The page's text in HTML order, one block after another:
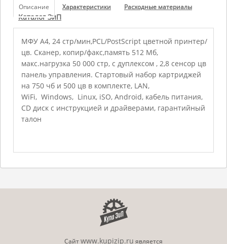
Описание Характеристики Расходные материалы
Каталог ЗиП
МФУ А4, 24 стр/мин,PCL/PostScript цветной принтер/
цв. Сканер, копир/факс,память 512 Мб,
макс.нагрузка 50 000 стр, с дуплексом , 2,8 сенсор цв
панель управления. Стартовый набор картриджей
на 750 чб и 500 цв в комплекте, LAN,
WiFi, Windows, Linux, iSO, Android, кабель питания,
CD диск с инструкцией и драйверами, гарантийный
талон
Сайтwww.kupizip.ru является